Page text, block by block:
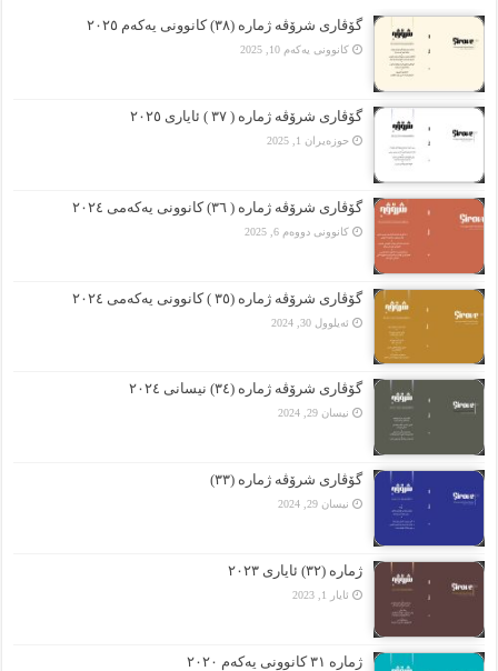
گۆڤارى شرۆڤە ژمارە (٣٨) کانوونى یەکەم ٢٠٢٥
کانوونی یەکەم 10, 2025
گۆڤارى شرۆڤە ژمارە ( ٣٧ ) ئایارى ٢٠٢٥
حوزه‌یران 1, 2025
گۆڤارى شرۆڤە ژمارە ( ٣٦) کانوونى یەکەمى ٢٠٢٤
کانوونی دووەم 6, 2025
گۆڤارى شرۆڤە ژمارە (٣٥ ) کانوونى یەکەمى ٢٠٢٤
ئەیلوول 30, 2024
گۆڤارى شرۆڤە ژمارە (٣٤) نیسانى ٢٠٢٤
نیسان 29, 2024
گۆڤاری شرۆڤە ژمارە (٣٣)
نیسان 29, 2024
ژمارە (٣٢) ئایاری ٢٠٢٣
ئایار 1, 2023
ژمارە ٣١ کانوونی یەکەم ٢٠٢٠